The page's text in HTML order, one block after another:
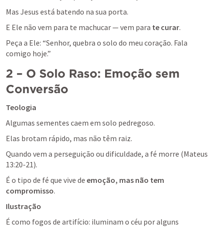
Mas Jesus está batendo na sua porta.
E Ele não vem para te machucar — vem para te curar.
Peça a Ele: “Senhor, quebra o solo do meu coração. Fala
comigo hoje.”
2 – O Solo Raso: Emoção sem
Conversão
Teologia
Algumas sementes caem em solo pedregoso.
Elas brotam rápido, mas não têm raiz.
Quando vem a perseguição ou dificuldade, a fé morre (Mateus
13:20-21).
É o tipo de fé que vive de emoção, mas não tem
compromisso.
Ilustração
É como fogos de artifício: iluminam o céu por alguns